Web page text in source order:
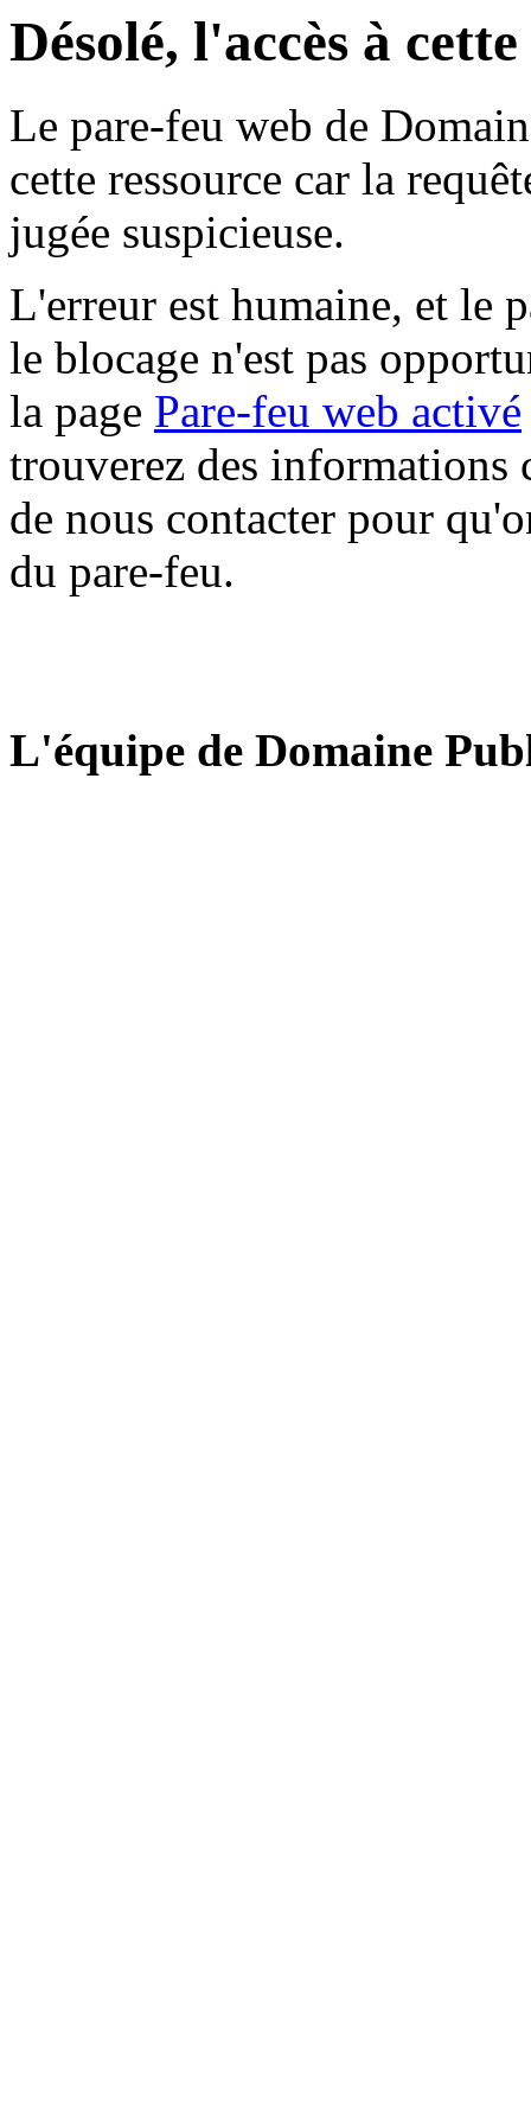
Désolé, l'accès à
Le pare-feu web de
cette ressource car la
jugée suspicieuse.
L'erreur est humaine, et le
le blocage n'est pas
la page Pare-feu web activé
trouverez des informations
de nous contacter pour
du pare-feu.
L'équipe de Domaine